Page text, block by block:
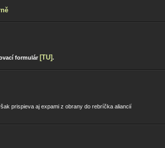
formulár [TU].
prispieva aj expami z obrany do rebríčka aliancií